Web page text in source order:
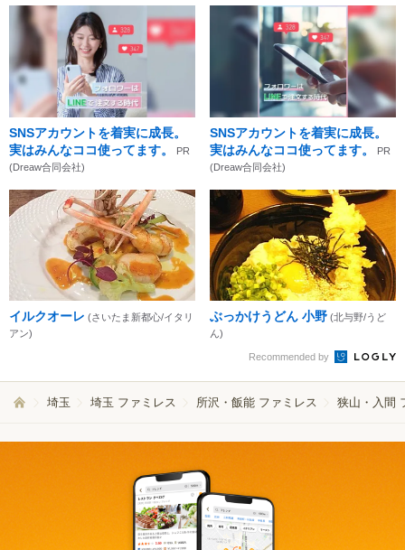
SNSアカウントを着実に成長。
実はみんなココ使ってます。
PR
(Dreaw合同会社)
SNSアカウントを着実に成長。
実はみんなココ使ってます。
PR
(Dreaw合同会社)
イルクオーレ (さいたま新都心/イタリ
アン)
ぶっかけうどん 小野 (北与野/うど
ん)
Recommended by
埼玉 埼玉 ファミレス 所沢・飯能 ファミレス 狭山・入間